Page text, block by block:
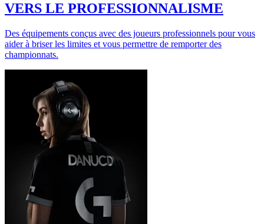
VERS LE PROFESSIONNALISME
Des équipements conçus avec des joueurs professionnels pour vous
aider à briser les limites et vous permettre de remporter des
championnats.